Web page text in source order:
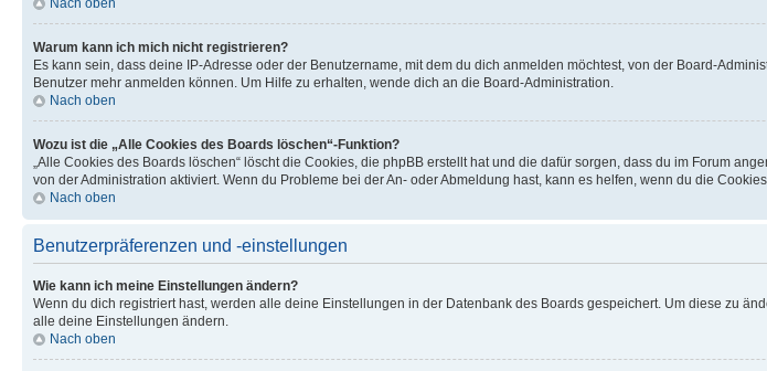
Nach oben
Warum kann ich mich nicht registrieren?
Es kann sein, dass deine IP-Adresse oder der Benutzername, mit dem du dich anmelden möchtest, von der Board-
Benutzer mehr anmelden können. Um Hilfe zu erhalten, wende dich an die Board-Administration.
Nach oben
Wozu ist die „Alle Cookies des Boards löschen“-Funktion?
„Alle Cookies des Boards löschen“ löscht die Cookies, die phpBB erstellt hat und die dafür sorgen, dass du im Forum
von der Administration aktiviert. Wenn du Probleme bei der An- oder Abmeldung hast, kann es helfen, wenn du die
Nach oben
Benutzerpräferenzen und -einstellungen
Wie kann ich meine Einstellungen ändern?
Wenn du dich registriert hast, werden alle deine Einstellungen in der Datenbank des Boards gespeichert. Um diese zu
alle deine Einstellungen ändern.
Nach oben